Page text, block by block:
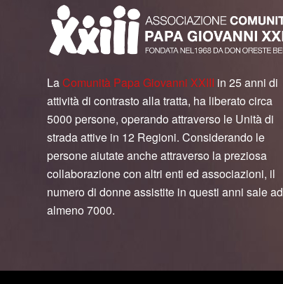
LaComunità Papa Giovanni XXIII in 25 anni di
attività di contrasto alla tratta, ha liberato circa
5000 persone, operando attraverso le Unità di
strada attive in 12 Regioni. Considerando le
persone aiutate anche attraverso la preziosa
collaborazione con altri enti ed associazioni, il
numero di donne assistite in questi anni sale ad
almeno 7000.